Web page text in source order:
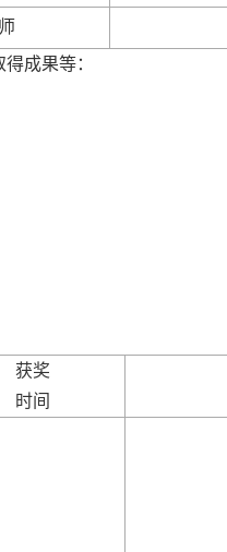
成果等：
获奖
时间